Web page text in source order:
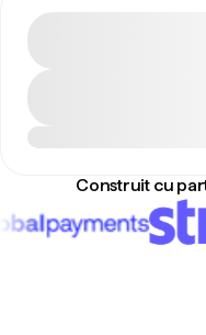
Construit cu